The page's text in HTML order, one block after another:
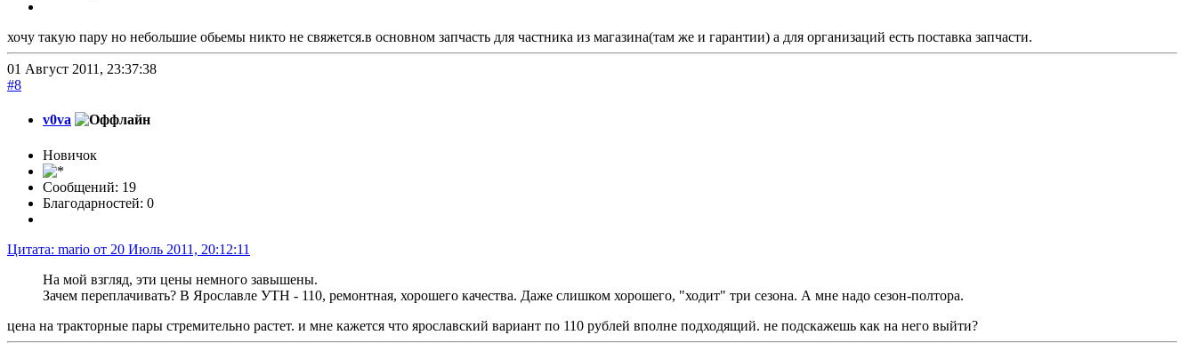
хочу такую пару но небольшие обьемы никто не свяжется.в основном запчасть для частника из магазина(там же и гарантии) а для организаций есть поставка запчасти.
01 Август 2011, 23:37:38
#8
v0va
Новичок
Сообщений: 19
Благодарностей: 0
Цитата: mario от 20 Июль 2011, 20:12:11
На мой взгляд, эти цены немного завышены.
Зачем переплачивать? В Ярославле УТН - 110, ремонтная, хорошего качества. Даже слишком хорошего, "ходит" три сезона. А мне надо сезон-полтора.
цена на тракторные пары стремительно растет. и мне кажется что ярославский вариант по 110 рублей вполне подходящий. не подскажешь как на него выйти?